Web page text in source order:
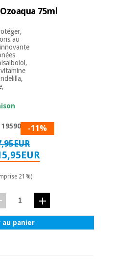
75ml
au
195908.9-11%
21%)
au panier